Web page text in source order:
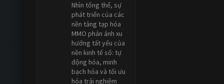
Nhìn tổng thể, sự
phát triển của các
nền tảng tạp hóa
MMO phản ánh xu
hướng tất yếu của
nền kinh tế số: tự
động hóa, minh
bạch hóa và tối ưu
hóa trải nghiệm